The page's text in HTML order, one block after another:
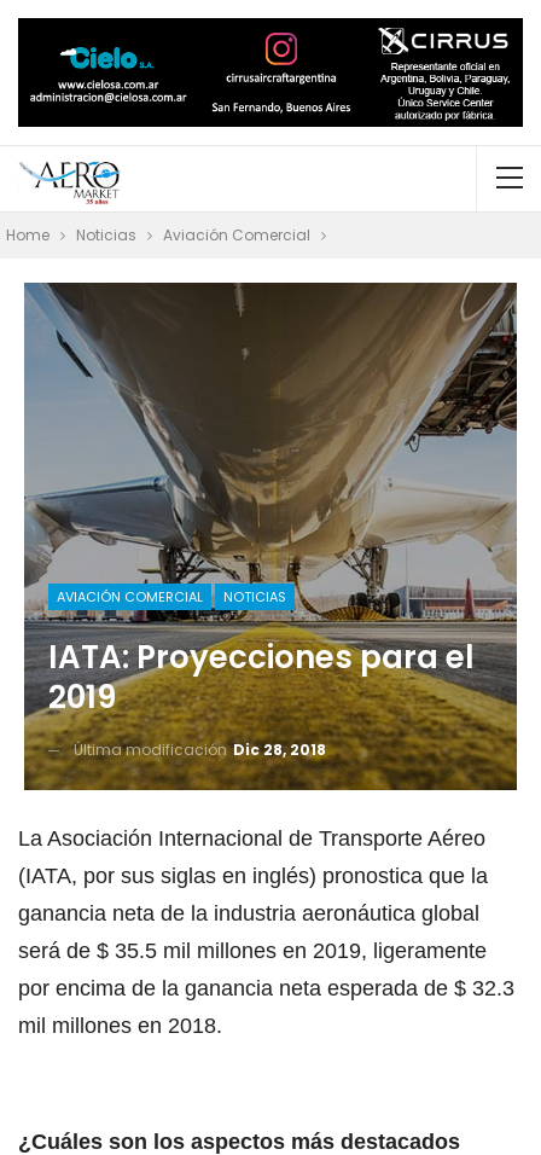
Home Noticias Aviación Comercial
AVIACIÓN COMERCIAL NOTICIAS
IATA: Proyecciones para el
2019
Última modificaciónDic 28, 2018
La Asociación Internacional de Transporte Aéreo
(IATA, por sus siglas en inglés) pronostica que la
ganancia neta de la industria aeronáutica global
será de $ 35.5 mil millones en 2019, ligeramente
por encima de la ganancia neta esperada de $ 32.3
mil millones en 2018.
¿Cuáles son los aspectos más destacados